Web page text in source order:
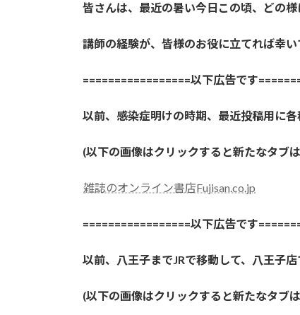
皆さんは、最近の暑い今日この頃、どの
講師の経験が、皆様のお役に立てれば幸い
=================以下広告です
以前、感染症明けの時期、最近投稿用に
(以下の画像はクリックすると新たなタブ
雑誌のオンライン書店Fujisan.co.jp
=================以下広告です
以前、八王子までJRで移動して、八王子
(以下の画像はクリックすると新たなタブ